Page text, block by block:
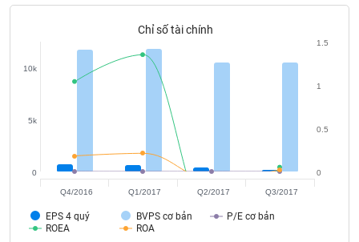
Chỉ số tài chính
EPS 4 quý BVPS cơ bản
P/E cơ bản
ROEA
ROA
0
5k
10k
0
1
0.5
1.5
Q4/2016 Q1/2017 Q2/2017 Q3/2017
Tất cả Người nội bộ Người liên quan Cổ đông lớn
tức
(-)
Bài
giả